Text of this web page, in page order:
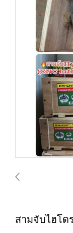
สามจับไฮโด